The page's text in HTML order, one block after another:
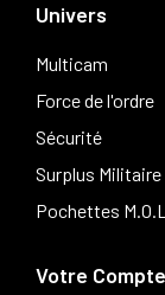
Univers
Multicam
Force de l'ordre
Sécurité
Surplus Militaire
Pochettes
Votre Compte